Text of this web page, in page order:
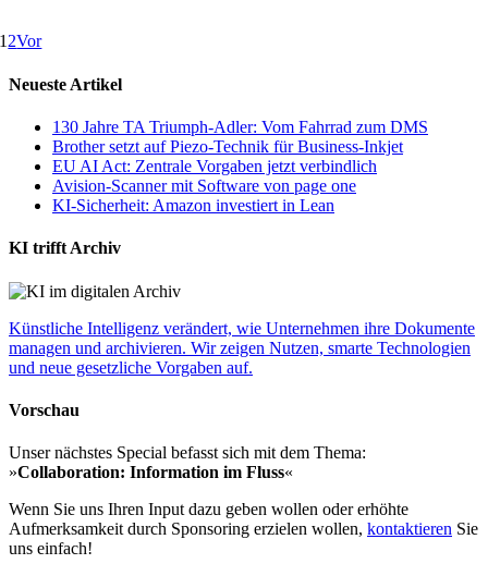
12Vor
Neueste Artikel
130 Jahre TA Triumph-Adler: Vom Fahrrad zum DMS
Brother setzt auf Piezo-Technik für Business-Inkjet
EU AI Act: Zentrale Vorgaben jetzt verbindlich
Avision-Scanner mit Software von page one
KI-Sicherheit: Amazon investiert in Lean
KI trifft Archiv
Künstliche Intelligenz verändert, wie Unternehmen ihre Dokumente
managen und archivieren. Wir zeigen Nutzen, smarte Technologien
und neue gesetzliche Vorgaben auf.
Vorschau
Unser nächstes Special befasst sich mit dem Thema:
»Collaboration: Information im Fluss«
Wenn Sie uns Ihren Input dazu geben wollen oder erhöhte
Aufmerksamkeit durch Sponsoring erzielen wollen, kontaktieren Sie
uns einfach!